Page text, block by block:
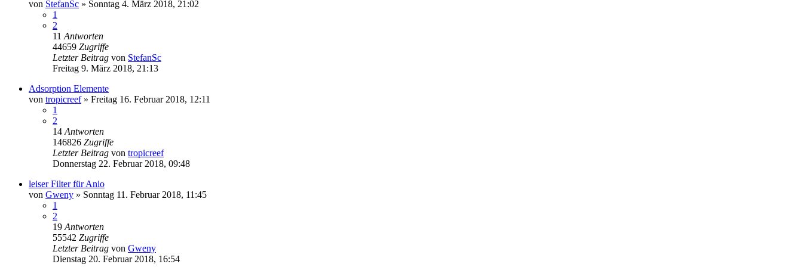
von StefanSc » Sonntag 4. März 2018, 21:02
1
2
11 Antworten
44659 Zugriffe
Letzter Beitrag von StefanSc
Freitag 9. März 2018, 21:13
Adsorption Elemente
von tropicreef» Freitag 16. Februar 2018, 12:11
1
2
14 Antworten
146826 Zugriffe
Letzter Beitrag von tropicreef
Donnerstag 22. Februar 2018, 09:48
leiser Filter für Anio
von Gweny » Sonntag 11. Februar 2018, 11:45
1
2
19 Antworten
55542 Zugriffe
Letzter Beitrag von Gweny
Dienstag 20. Februar 2018, 16:54